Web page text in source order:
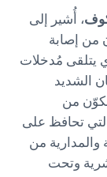
، أُشير إلى
من إصابة
يتلقى مُدخلات
الشديد
من
تحافظ على
والمدارية من
وتحت